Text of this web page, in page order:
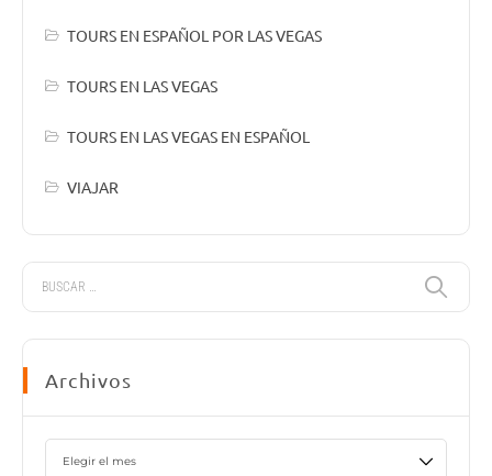
TOURS EN ESPAÑOL POR LAS VEGAS
TOURS EN LAS VEGAS
TOURS EN LAS VEGAS EN ESPAÑOL
VIAJAR
Archivos